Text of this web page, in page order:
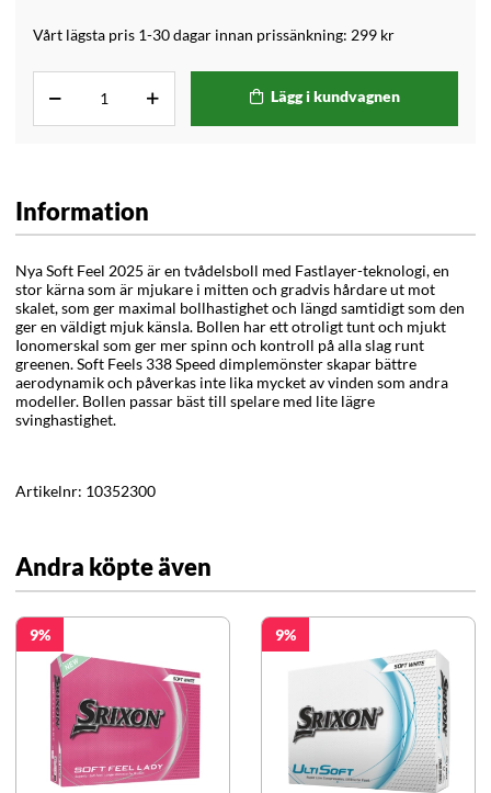
Vårt lägsta pris 1-30 dagar innan prissänkning: 299 kr
Lägg i kundvagnen
Information
Nya Soft Feel 2025 är en tvådelsboll med Fastlayer-teknologi, en
stor kärna som är mjukare i mitten och gradvis hårdare ut mot
skalet, som ger maximal bollhastighet och längd samtidigt som den
ger en väldigt mjuk känsla. Bollen har ett otroligt tunt och mjukt
Ionomerskal som ger mer spinn och kontroll på alla slag runt
greenen. Soft Feels 338 Speed dimplemönsterskapar bättre
aerodynamik och påverkas inte lika mycket av vinden som andra
modeller. Bollen passar bäst till spelare med lite lägre
svinghastighet.
Artikelnr: 10352300
Andra köpte även
9 9